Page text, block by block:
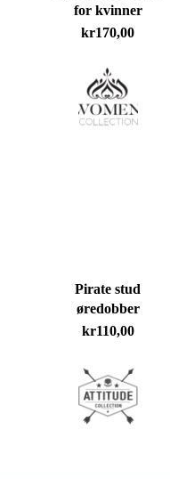
Du har
for kvinner
kr170,00
Pirate stud
øredobber
kr110,00